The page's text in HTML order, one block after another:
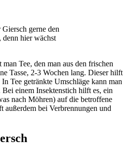
gerne den
denn hier wächst
Tee, den man aus den frischen
Tasse, 2-3 Wochen lang. Dieser hilft
Tee getränkte Umschläge kann man
einem Insektenstich hilft es, ein
nach Möhren) auf die betroffene
außerdem bei Verbrennungen und